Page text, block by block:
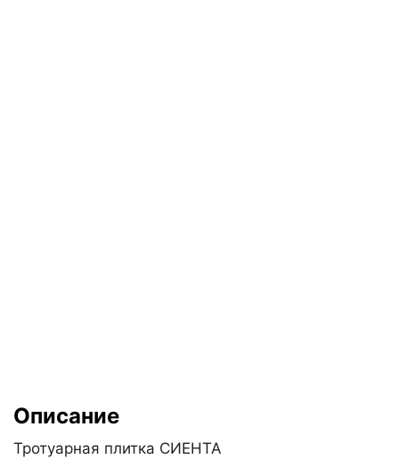
Описание
Тротуарная плитка СИЕНТА